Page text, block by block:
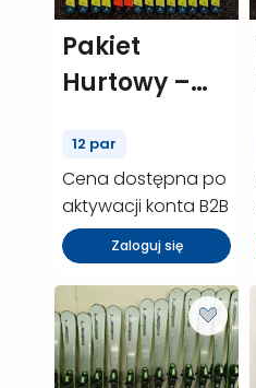
Pakiet
Hurtowy –
Max 06 – 12
szt. (P00073)
12 par
Cena dostępna po
aktywacji konta B2B
Zaloguj się